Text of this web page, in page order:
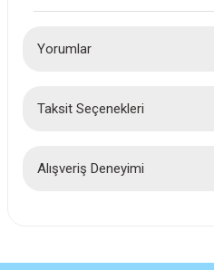
Yorumlar
Taksit Seçenekleri
Alışveriş Deneyimi